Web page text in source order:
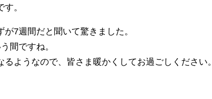
。
7週間だと聞いて驚きました。
間ですね。
ようなので、皆さま暖かくしてお過ごしください。